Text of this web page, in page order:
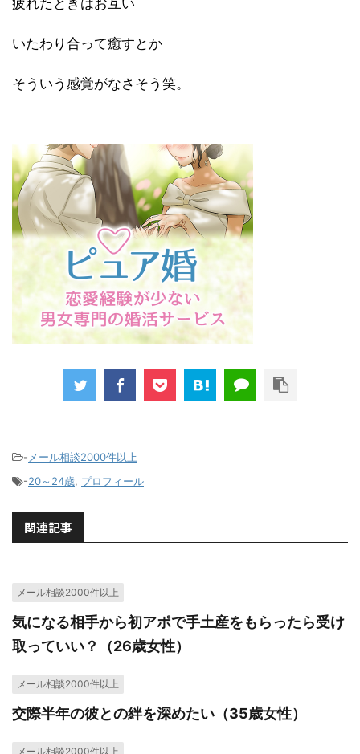
疲れたときはお互い
いたわり合って癒すとか
そういう感覚がなさそう笑。
- メール相談2000件以上
-20～24歳, プロフィール
関連記事
メール相談2000件以上
気になる相手から初アポで手土産をもらったら受け
取っていい？（26歳女性）
メール相談2000件以上
交際半年の彼との絆を深めたい（35歳女性）
メール相談2000件以上